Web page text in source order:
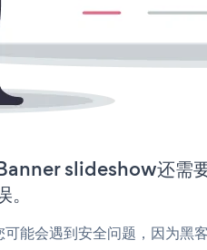
slideshow还需
能会遇到安全问题，因为黑